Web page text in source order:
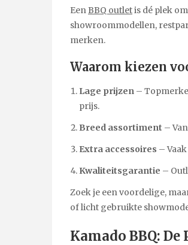
Een BBQ outletis dé plek
showroommodellen,
merken.
Waarom kiezen
Lage prijzen –
prijs.
Breed assortiment –
Extra accessoires –
Kwaliteitsgarantie –
Zoek je een voordelige,
of licht gebruikte
Kamado BBQ: